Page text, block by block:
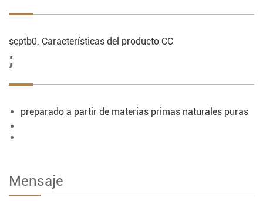
scptb0. Características del producto CC
;
preparado a partir de materias primas naturales puras
Mensaje